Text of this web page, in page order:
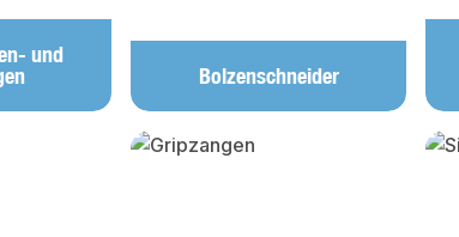
und
Bolzenschneider